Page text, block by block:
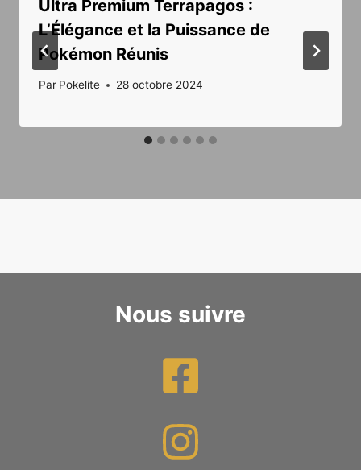
Ultra Premium Terrapagos :
L’Élégance et la Puissance de
Pokémon Réunis
Par Pokelite 28 octobre 2024
Nous suivre